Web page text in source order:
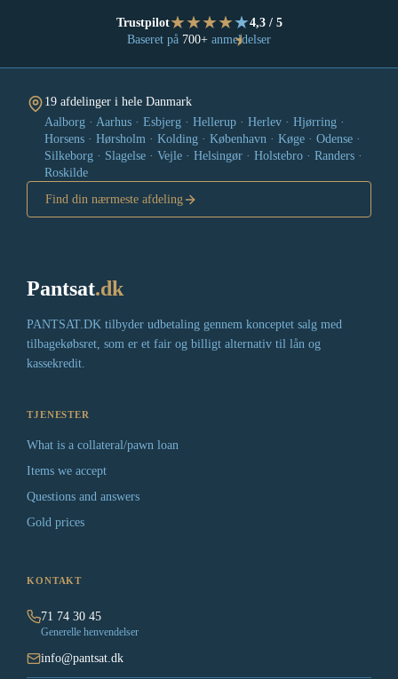
Trustpilot★★★★★
★
4,3 / 5
Baseret på 700+ anmeldelser
19 afdelinger i hele Danmark
Aalborg · Aarhus · Esbjerg · Hellerup · Herlev · Hjørring ·
Horsens · Hørsholm · Kolding · København · Køge · Odense ·
Silkeborg · Slagelse · Vejle · Helsingør · Holstebro · Randers ·
Roskilde
Find din nærmeste afdeling
Pantsat.dk
PANTSAT.DK tilbyder udbetaling gennem konceptet salg med
tilbagekøbsret, som er et fair og billigt alternativ til lån og
kassekredit.
TJENESTER
What is a collateral/pawn loan
Items we accept
Questions and answers
Gold prices
KONTAKT
71 74 30 45
Generelle henvendelser
info@pantsat.dk